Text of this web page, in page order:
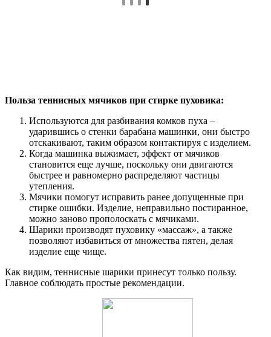
Польза теннисных мячиков при стирке пуховика:
Используются для разбивания комков пуха –
ударившись о стенки барабана машинки, они быстро
отскакивают, таким образом контактируя с изделием.
Когда машинка выжимает, эффект от мячиков
становится еще лучше, поскольку они двигаются
быстрее и равномерно распределяют частицы
утепления.
Мячики помогут исправить ранее допущенные при
стирке ошибки. Изделие, неправильно постиранное,
можно заново прополоскать с мячиками.
Шарики производят пуховику «массаж», а также
позволяют избавиться от множества пятен, делая
изделие еще чище.
Как видим, теннисные шарики принесут только пользу.
Главное соблюдать простые рекомендации.